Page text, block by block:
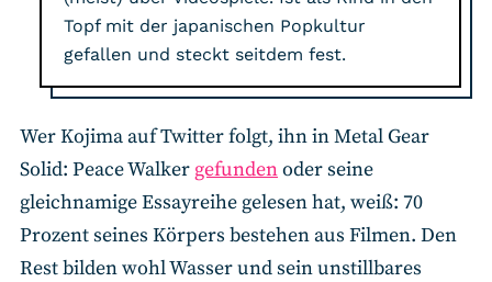
Topf mit der japanischen Popkultur
gefallen und steckt seitdem fest.
Wer Kojima auf Twitter folgt, ihn in Metal Gear
Solid: Peace Walker gefundenoder seine
gleichnamige Essayreihe gelesen hat, weiß: 70
Prozent seines Körpers bestehen aus Filmen. Den
Rest bilden wohl Wasser und sein unstillbares